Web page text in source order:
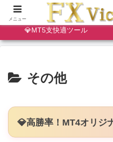
🔷天・底狙い撃ちインジ
💎MT5支快適ツール
その他
💎高勝率！MT4オリジ
メニュー